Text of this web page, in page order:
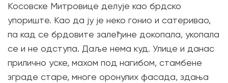
Косовске Митровице делује као брдско
упориште. Као да ју је неко гонио и сатеривао,
па кад се брдовите залеђине докопала, укопала
се и не одступа. Даље нема куд. Улице и данас
прилично уске, махом под нагибом, стамбене
зграде старе, многе оронулих фасада, здања